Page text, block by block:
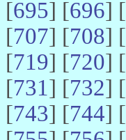
[695] [696] [
[707] [708] [
[719] [720] [
[731] [732] [
[743] [744] [